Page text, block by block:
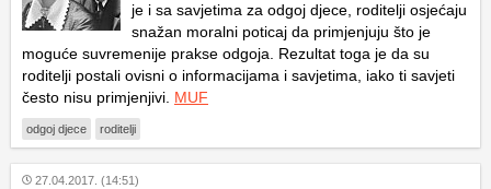
je i sa savjetima za odgoj djece, roditelji osjećaju
snažan moralni poticaj da primjenjuju što je
moguće suvremenije prakse odgoja. Rezultat toga je da su
roditelji postali ovisni o informacijama i savjetima, iako ti savjeti
često nisu primjenjivi. MUF
odgoj djece roditelji
27.04.2017. (14:51)